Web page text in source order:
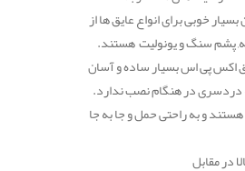
خوبی برای انواع عایق ها از
پشم سنگ و یونولیت هستند.
اکس پی اس بسیار ساده و آسان
در هنگام نصب ندارد.
و به راحتی حمل و جا به جا
در مقابل